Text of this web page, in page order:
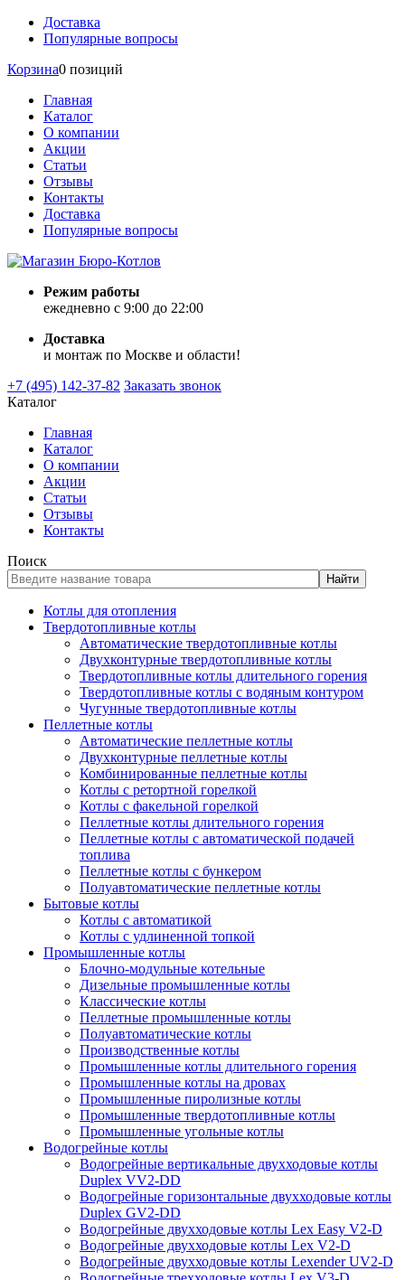
Доставка
Популярные вопросы
Корзина0 позиций
Главная
Каталог
О компании
Акции
Статьи
Отзывы
Контакты
Доставка
Популярные вопросы
Режим работы
ежедневно с 9:00 до 22:00
Доставка
и монтаж по Москве и области!
+7 (495) 142-37-82 Заказать звонок
Каталог
Главная
Каталог
О компании
Акции
Статьи
Отзывы
Контакты
Поиск
Найти
Котлы для отопления
Твердотопливные котлы
Автоматические твердотопливные котлы
Двухконтурные твердотопливные котлы
Твердотопливные котлы длительного горения
Твердотопливные котлы с водяным контуром
Чугунные твердотопливные котлы
Пеллетные котлы
Автоматические пеллетные котлы
Двухконтурные пеллетные котлы
Комбинированные пеллетные котлы
Котлы с ретортной горелкой
Котлы с факельной горелкой
Пеллетные котлы длительного горения
Пеллетные котлы с автоматической подачей
топлива
Пеллетные котлы с бункером
Полуавтоматические пеллетные котлы
Бытовые котлы
Котлы с автоматикой
Котлы с удлиненной топкой
Промышленные котлы
Блочно-модульные котельные
Дизельные промышленные котлы
Классические котлы
Пеллетные промышленные котлы
Полуавтоматические котлы
Производственные котлы
Промышленные котлы длительного горения
Промышленные котлы на дровах
Промышленные пиролизные котлы
Промышленные твердотопливные котлы
Промышленные угольные котлы
Водогрейные котлы
Водогрейные вертикальные двухходовые котлы
Duplex VV2-DD
Водогрейные горизонтальные двухходовые котлы
Duplex GV2-DD
Водогрейные двухходовые котлы Lex Easy V2-D
Водогрейные двухходовые котлы Lex V2-D
Водогрейные двухходовые котлы Lexender UV2-D